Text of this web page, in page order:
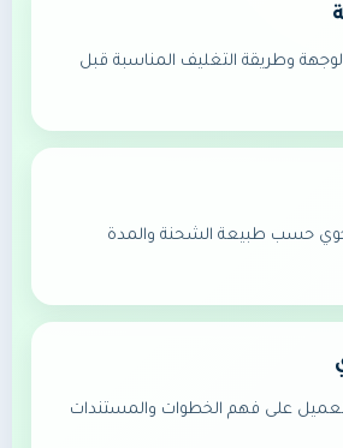
وطريقة التغليف المناسبة قبل
حسب طبيعة الشحنة والمدة
على فهم الخطوات والمستندات